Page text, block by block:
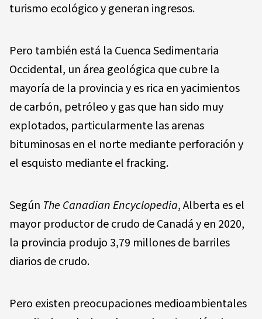
turismo ecológico y generan ingresos.
Pero también está la Cuenca Sedimentaria
Occidental, un área geológica que cubre la
mayoría de la provincia y es rica en yacimientos
de carbón, petróleo y gas que han sido muy
explotados, particularmente las arenas
bituminosas en el norte mediante perforación y
el esquisto mediante el fracking.
Según The Canadian Encyclopedia, Alberta es el
mayor productor de crudo de Canadá y en 2020,
la provincia produjo 3,79 millones de barriles
diarios de crudo.
Pero existen preocupaciones medioambientales